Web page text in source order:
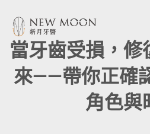
當牙齒受損，修
來——帶你正確
角色與